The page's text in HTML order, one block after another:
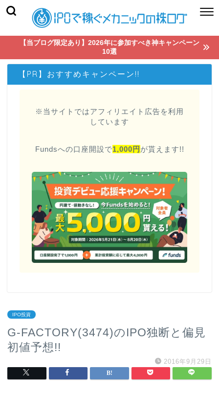
【当ブログ限定あり】2026年に参加すべき神キャンペーン
10選
【PR】おすすめキャンペーン!!
※当サイトではアフィリエイト広告を利用
しています
Fundsへの口座開設で1,000円 が貰えます!!
IPO投資
G-FACTORY(3474)のIPO独断と偏見
初値予想!!
2016年9月29日